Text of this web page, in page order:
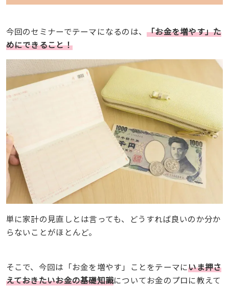
今回のセミナーでテーマになるのは、「お金を増やす」た
めにできること！
単に家計の見直しとは言っても、どうすれば良いのか分か
らないことがほとんど。
そこで、今回は「お金を増やす」ことをテーマにいま押さ
えておきたいお金の基礎知識についてお金のプロに教えて